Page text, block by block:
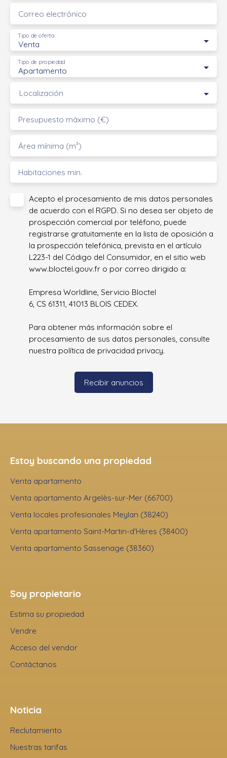
Correo electrónico
Venta
Tipo de oferta
Apartamento
Tipo de propiedad
Localización
Presupuesto máximo (€)
Área mínima (m²)
Habitaciones min.
Acepto el procesamiento de mis datos personales
de acuerdo con el RGPD. Si no desea ser objeto de
prospección comercial por teléfono, puede
registrarse gratuitamente en la lista de oposición a
la prospección telefónica, prevista en el artículo
L223-1 del Código del Consumidor, en el sitio web
www.bloctel.gouv.fr o por correo dirigido a:
Empresa Worldline, Servicio Bloctel
6, CS 61311, 41013 BLOIS CEDEX.
Para obtener más información sobre el
procesamiento de sus datos personales, consulte
nuestra política de privacidad privacy.
Recibir anuncios
Estoy buscando una propiedad
Venta apartamento
Venta apartamento Argelès-sur-Mer (66700)
Venta locales profesionales Meylan (38240)
Venta apartamento Saint-Martin-d'Hères (38400)
Venta apartamento Sassenage (38360)
Soy propietario
Estima su propiedad
Vendre
Acceso del vendor
Contáctanos
Noticia
Reclutamiento
Nuestras tarifas